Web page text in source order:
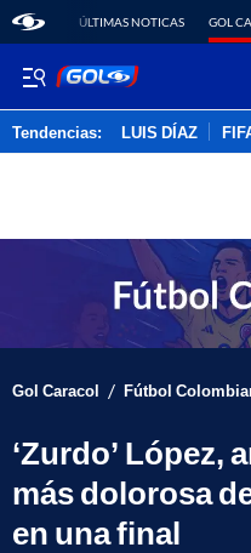
ÚLTIMAS NOTICAS GOL
Tendencias: LUIS DÍAZ
Gol Caracol / Fútbol
‘Zurdo’ López,
más dolorosa
en una final